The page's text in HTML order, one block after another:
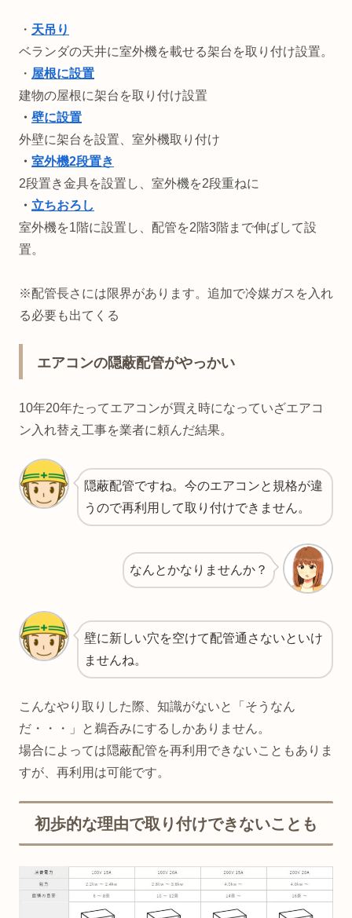
・ 天吊り
ベランダの天井に室外機を載せる架台を取り付け設置。
・ 屋根に設置
建物の屋根に架台を取り付け設置
・ 壁に設置
外壁に架台を設置、室外機取り付け
・ 室外機2段置き
2段置き金具を設置し、室外機を2段重ねに
・ 立ちおろし
室外機を1階に設置し、配管を2階3階まで伸ばして設
置。
※配管長さには限界があります。追加で冷媒ガスを入れ
る必要も出てくる
エアコンの隠蔽配管がやっかい
10年20年たってエアコンが買え時になっていざエアコ
ン入れ替え工事を業者に頼んだ結果。
隠蔽配管ですね。今のエアコンと規格が違
うので再利用して取り付けできません。
なんとかなりませんか？
壁に新しい穴を空けて配管通さないといけ
ませんね。
こんなやり取りした際、知識がないと「そうなん
だ・・・」と鵜呑みにするしかありません。
場合によっては隠蔽配管を再利用できないこともありま
すが、再利用は可能です。
初歩的な理由で取り付けできないことも